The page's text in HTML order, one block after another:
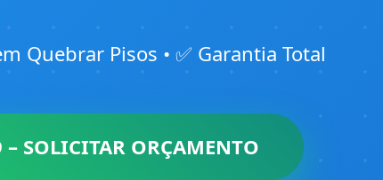
Quebrar Pisos • ✅ Garantia Total
SOLICITAR ORÇAMENTO